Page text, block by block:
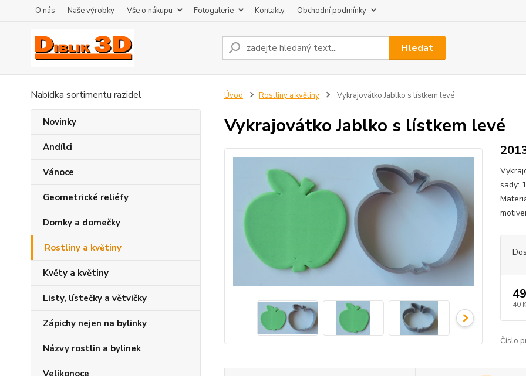
O nás Naše výrobky Vše o nákupu Fotogalerie Kontakty Obchodní podmínky
Hledat
Nabídka sortimentu razidel
Novinky
Andílci
Vánoce
Geometrické reliéfy
Domky a domečky
Rostliny a květiny
Květy a květiny
Listy, lístečky a větvičky
Zápichy nejen na bylinky
Názvy rostlin a bylinek
Velikonoce
Úvod Rostliny a květiny Vykrajovátko Jablko s lístkem levé
Vykrajovátko Jablko s lístkem levé
sady:
40
Číslo